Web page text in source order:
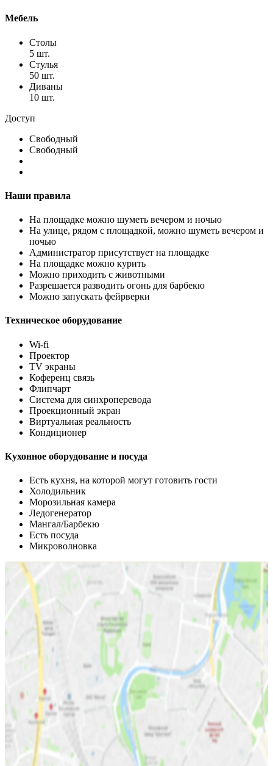
Мебель
Столы
5 шт.
Стулья
50 шт.
Диваны
10 шт.
Доступ
Свободный
Свободный
Наши правила
На площадке можно шуметь вечером и ночью
На улице, рядом с площадкой, можно шуметь вечером и
ночью
Администратор присутствует на площадке
На площадке можно курить
Можно приходить с животными
Разрешается разводить огонь для барбекю
Можно запускать фейрверки
Техническое оборудование
Wi-fi
Проектор
TV экраны
Коференц связь
Флипчарт
Система для синхроперевода
Проекционный экран
Виртуальная реальность
Кондиционер
Кухонное оборудование и посуда
Есть кухня, на которой могут готовить гости
Холодильник
Морозильная камера
Ледогенератор
Мангал/Барбекю
Есть посуда
Микроволновка